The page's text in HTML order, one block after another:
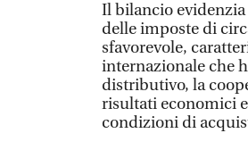
Il bilancio
delle imposte di
sfavorevole,
internazionale che
distributivo, la
risultati economici
condizioni di